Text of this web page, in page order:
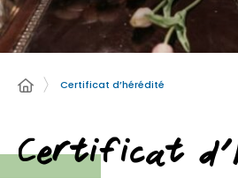
Certificat d’hérédité
Certificat